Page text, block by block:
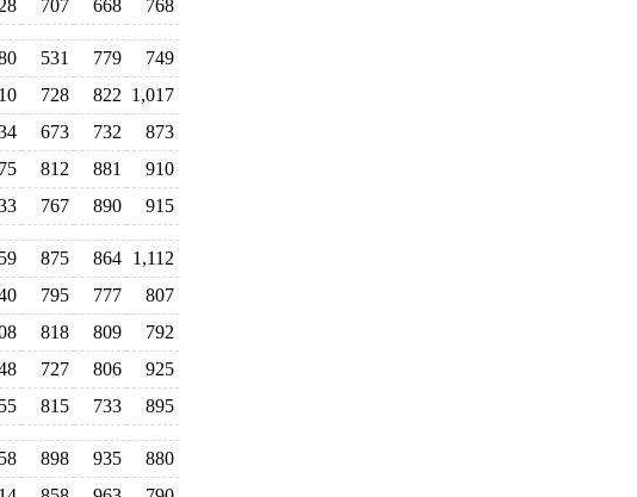
707 668 768
531 779
749
728 822 1,017
673 732
873
812 881
910
767 890 915
875 864 1,112
795 777
807
818 809
792
727 806
925
815 733 895
898 935
880